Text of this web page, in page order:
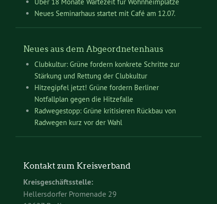
Neues Seminarhaus startet mit Café am 12.07.
Neues aus dem Abgeordnetenhaus
Clubkultur: Grüne fordern konkrete Schritte zur
Stärkung und Rettung der Clubkultur
Hitzegipfel jetzt! Grüne fordern Berliner
Notfallplan gegen die Hitzefalle
Radwegestopp: Grüne kritisieren Rückbau von
Radwegen kurz vor der Wahl
Kontakt zum Kreisverband
Kreisgeschäftsstelle:
Hellersdorfer Promenade 29